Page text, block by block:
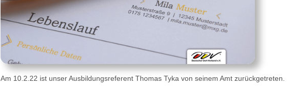
Am 10.2.22 ist unser Ausbildungsreferent Thomas Tyka von seinem Amt zurückgetreten.